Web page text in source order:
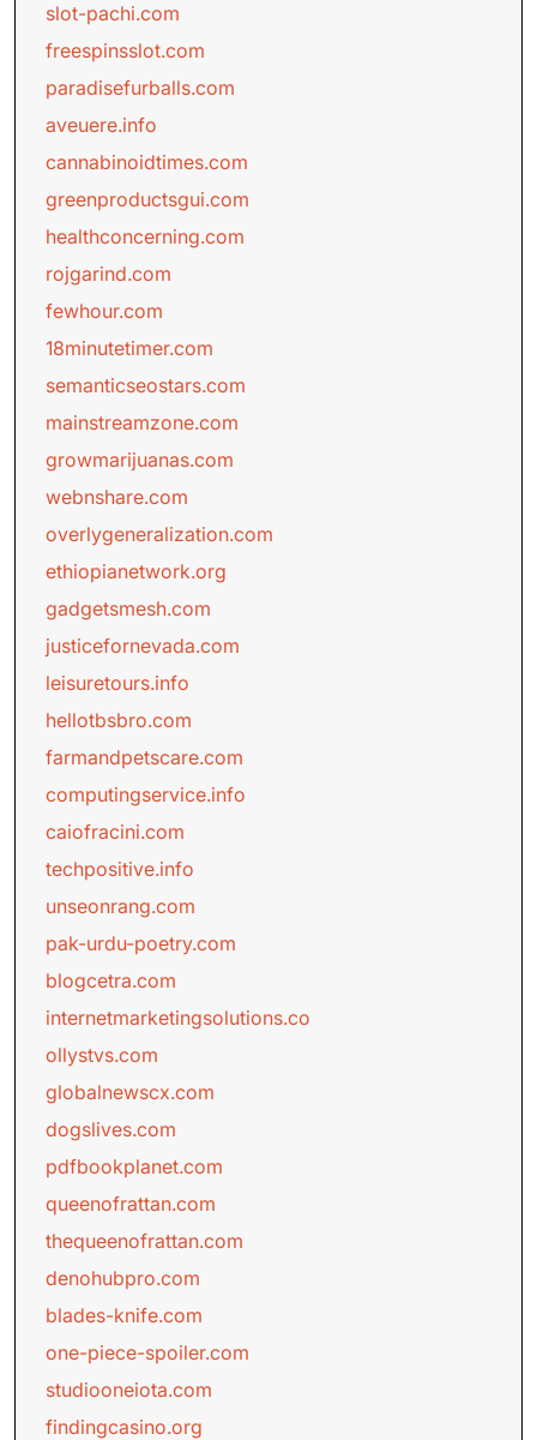
slot-pachi.com
freespinsslot.com
paradisefurballs.com
aveuere.info
cannabinoidtimes.com
greenproductsgui.com
healthconcerning.com
rojgarind.com
fewhour.com
18minutetimer.com
semanticseostars.com
mainstreamzone.com
growmarijuanas.com
webnshare.com
overlygeneralization.com
ethiopianetwork.org
gadgetsmesh.com
justicefornevada.com
leisuretours.info
hellotbsbro.com
farmandpetscare.com
computingservice.info
caiofracini.com
techpositive.info
unseonrang.com
pak-urdu-poetry.com
blogcetra.com
internetmarketingsolutions.co
ollystvs.com
globalnewscx.com
dogslives.com
pdfbookplanet.com
queenofrattan.com
thequeenofrattan.com
denohubpro.com
blades-knife.com
one-piece-spoiler.com
studiooneiota.com
findingcasino.org